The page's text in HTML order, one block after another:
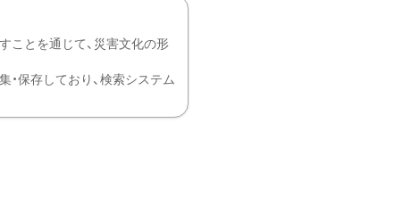
ことを通じて、災害文化の形
保存しており、検索システム